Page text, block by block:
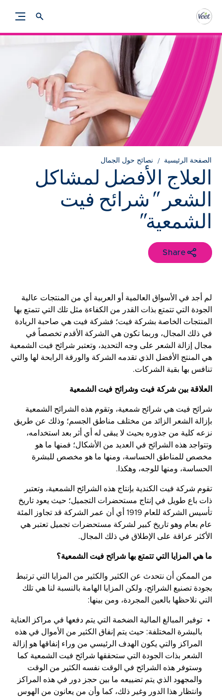
الصفحة الرئيسية نصائح حول الجمال
العلاج الأفضل لمشاكل
الشعر "شرائح فيت
الشمعية"
Share
لم أجد في الأسواق العالمية أو العربية أي من المنتجات عالية
الجودة التي تتمتع بذات القدر من الكفاءة مثل تلك التي تتمتع بها
المنتجات الخاصة بشركة فيت؛ فشركة فيت هي صاحبة الريادة
في ذلك المجال، وربما تكون هي الشركة الأقدم تخصصاً في
مجال إزالة الشعر على وجه التحديد، وتعتبر شرائح فيت الشمعية
هي المنتج الأفضل الذي تقدمه الشركة والورقة الرابحة لها والتي
تنافس بها بقية الشركات.
العلاقة بين شركة فيت وشرائح فيت الشمعية
شرائح فيت هي شرائح شمعية، وتقوم هذه الشرائح الشمعية
بإزالة الشعر الزائد من مختلف مناطق الجسم؛ وذلك عن طريق
نزعه كلية من جذوره بحيث لا يبقى له أي أثر بعد استخدامه،
وتتواجد هذه الشرائح في العديد من الأشكال؛ فمنها ما هو
مخصص للمناطق الحساسة، ومنها ما هو مخصص للبشرة
الحساسة، ومنها للوجه، وهكذا.
تقوم شركة فيت الكندية بإنتاج هذه الشرائح الشمعية، وتعتبر
ذات باع طويل في إنتاج مستحضرات التجميل؛ حيث يعود تاريخ
تأسيس الشركة للعام 1919 أي أن عمر الشركة قد تجاوز المئة
عام بعام وهو تاريخ كبير لشركة مستحضرات تجميل تعتبر هي
الأكثر عراقة على الإطلاق في ذلك المجال.
ما هي المزايا التي تتمتع بها شرائح فيت الشمعية؟
من الممكن أن نتحدث عن الكثير والكثير من المزايا التي ترتبط
بجودة تصنيع الشرائح، ولكن المزايا الهامة بالنسبة لنا هي تلك
التي نلاحظها بالعين المجردة، ومن بينها:
توفير المبالغ المالية الضخمة التي يتم دفعها في مراكز العناية
بالبشرة المختلفة: حيث يتم إنفاق الكثير من الأموال في هذه
المراكز والتي يكون الهدف الرئيسي من وراء إنفاقها هو إزالة
الشعر بذات الجودة التي ستحققها شرائح فيت الشمعية كما
وستوفر هذه الشرائح في الوقت نفسه الكثير من الوقت
والمجهود الذي يتم تضييعه ما بين حجز دور في هذه المراكز
وانتظار هذا الدور وغير ذلك، كما وأن من يعانون من الهوس